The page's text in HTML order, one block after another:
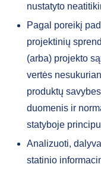
nustatyto
Pagal poreikį
projektinių
(arba) projekto
vertės
produktų
duomenis ir
statyboje
Analizuoti,
statinio